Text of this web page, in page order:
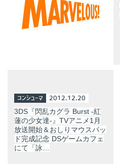
コンシューマ 2012.12.20
3DS『閃乱カグラ Burst -紅
蓮の少女達-』TVアニメ1月
放送開始＆おしりマウスパッ
ド完成記念 DSゲームカフェ
にて「詠…